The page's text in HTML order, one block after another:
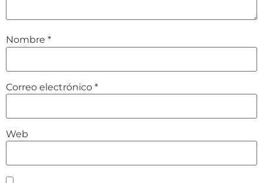
Nombre *
Correo electrónico *
Web